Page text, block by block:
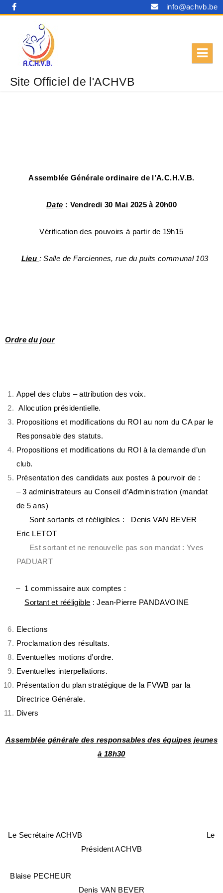
info@achvb.be
Site Officiel de l'ACHVB
Assemblée Générale ordinaire de l’A.C.H.V.B.
Date : Vendredi 30 Mai 2025 à 20h00
Vérification des pouvoirs à partir de 19h15
Lieu : Salle de Farciennes, rue du puits communal 103
Ordre du jour
Appel des clubs – attribution des voix.
Allocution présidentielle.
Propositions et modifications du ROI au nom du CA par le
Responsable des statuts.
Propositions et modifications du ROI à la demande d’un
club.
Présentation des candidats aux postes à pourvoir de :
– 3 administrateurs au Conseil d’Administration (mandat
de 5 ans)
Sont sortants et rééligibles : Denis VAN BEVER –
Eric LETOT
Est sortant et ne renouvelle pas son mandat : Yves
PADUART
– 1 commissaire aux comptes :
Sortant et rééligible : Jean-Pierre PANDAVOINE
Elections
Proclamation des résultats.
Eventuelles motions d’ordre.
Eventuelles interpellations.
Présentation du plan stratégique de la FVWB par la
Directrice Générale.
Divers
Assemblée générale des responsables des équipes jeunes
à 18h30
Le Secrétaire ACHVB Le
Président ACHVB
Blaise PECHEUR
Denis VAN BEVER